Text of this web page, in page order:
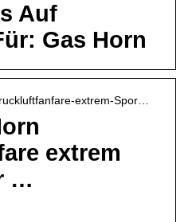
Auf
Gas Horn
extrem-Spor…
extrem
…